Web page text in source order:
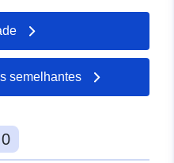
em data.europa.eu:
2026
[ [
48.9590873 ], [
48.9578067 ], [
48.9578067 ], [
semelhantes
0